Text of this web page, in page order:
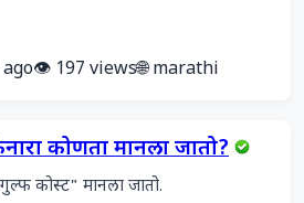
👁️ 197 views🌐 marathi
कोणता मानला जातो?
कोस्ट" मानला जातो.